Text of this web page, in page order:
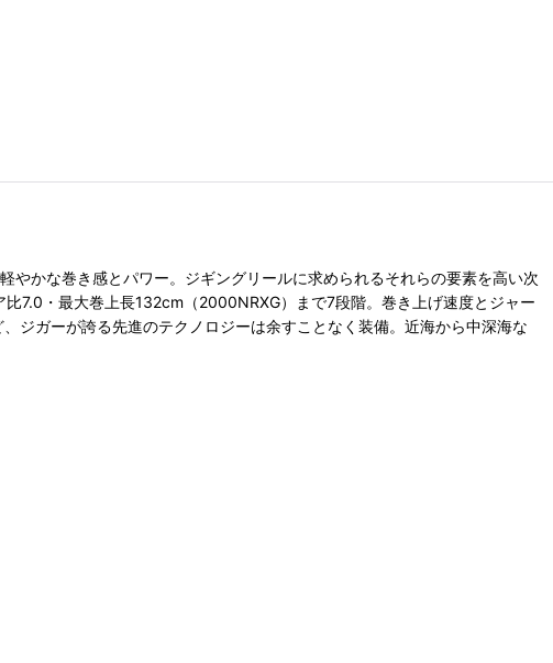
やかな巻き感とパワー。ジギングリールに求められるそれらの要素を高い次
7.0・最大巻上長132cm（2000NRXG）まで7段階。巻き上げ速度とジャー
ジガーが誇る先進のテクノロジーは余すことなく装備。近海から中深海な